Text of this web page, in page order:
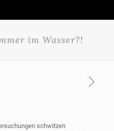
im Wasser?!
schwitzen